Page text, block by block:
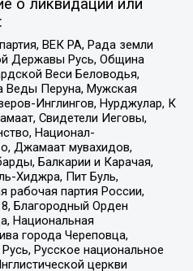
о ликвидации или
ВЕК РА, Рада земли
Державы Русь, Община
Веси Беловодья,
Веды Перуна, Мужская
Инглингов, Нурджулар, К
Свидетели Иеговы,
Национал-
Джамаат мувахидов,
Балкарии и Карачая,
Хиджра, Пит Буль,
рабочая партия России,
Благородный Орден
Национальная
города Череповца,
Русское национальное
церкви